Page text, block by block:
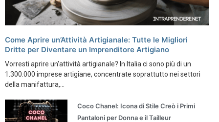
Come Aprire un’Attività Artigianale: Tutte le Migliori
Dritte per Diventare un Imprenditore Artigiano
Vorresti aprire un'attività artigianale? In Italia ci sono più di un
1.300.000 imprese artigiane, concentrate soprattutto nei settori
della manifattura,...
Coco Chanel: Icona di Stile Creò i Primi
Pantaloni per Donna e il Tailleur